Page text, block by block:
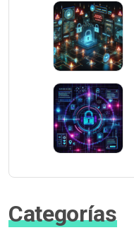
Categorías